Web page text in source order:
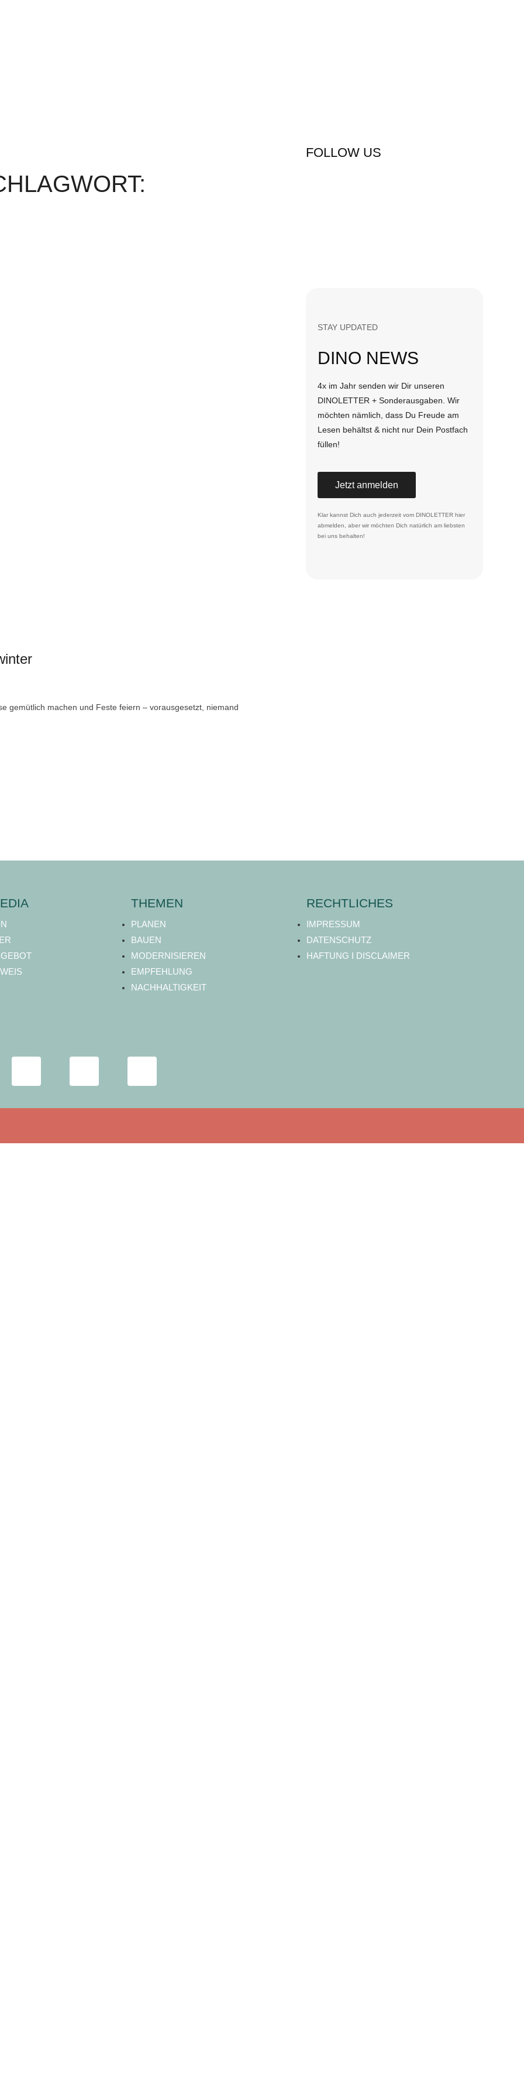
gemütlich machen und Feste feiern – vorausgesetzt, niemand
FOLLOW US
STAY UPDATED
DINO NEWS
4x im Jahr senden wir Dir unseren
DINOLETTER + Sonderausgaben. Wir
möchten nämlich, dass Du Freude am
Lesen behältst & nicht nur Dein Postfach
füllen!
Jetzt anmelden
Klar kannst Dich auch jederzeit vom DINOLETTER hier
abmelden, aber wir möchten Dich natürlich am liebsten
bei uns behalten!
THEMEN
PLANEN
BAUEN
MODERNISIEREN
EMPFEHLUNG
NACHHALTIGKEIT
RECHTLICHES
IMPRESSUM
DATENSCHUTZ
HAFTUNG I DISCLAIMER